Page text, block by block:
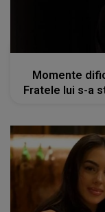
Momente
Fratele lui s-a